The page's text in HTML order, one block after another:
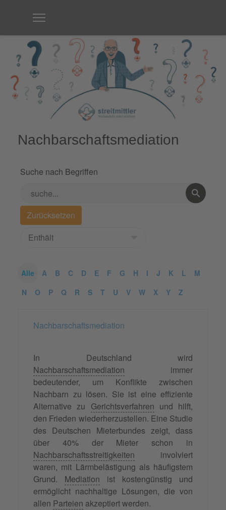
Nachbarschaftsmediation
Suche nach Begriffen
Alle A B C D E F G H I J K L
M
N
O P Q R S T U V W X Y Z
Nachbarschaftsmediation
In Deutschland wird
Nachbarschaftsmediation immer
bedeutender, um Konflikte zwischen
Nachbarn zu lösen. Sie ist eine effiziente
Alternative zu Gerichtsverfahren und hilft,
den Frieden wiederherzustellen. Eine Studie
des Deutschen Mieterbundes zeigt, dass
über 40% der Mieter schon in
Nachbarschaftsstreitigkeiten involviert
waren, mit Lärmbelästigung als häufigstem
Grund. Mediation ist kostengünstig und
ermöglicht nachhaltige Lösungen, die von
allen Parteien akzeptiert werden.